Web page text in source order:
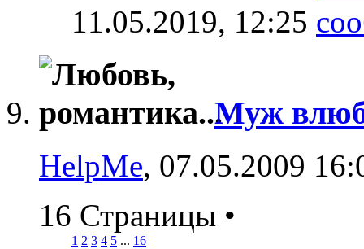
11.05.2019, 12:25
Муж
HelpMe, 07.05.2009
16 Страницы •
1 2 3 4 5 ... 16